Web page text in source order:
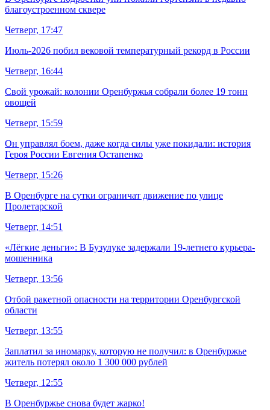
благоустроенном сквере
Четверг, 17:47
Июль-2026 побил вековой температурный рекорд в России
Четверг, 16:44
Свой урожай: колонии Оренбуржья собрали более 19 тонн
овощей
Четверг, 15:59
Он управлял боем, даже когда силы уже покидали: история
Героя России Евгения Остапенко
Четверг, 15:26
В Оренбурге на сутки ограничат движение по улице
Пролетарской
Четверг, 14:51
«Лёгкие деньги»: В Бузулуке задержали 19-летнего курьера-
мошенника
Четверг, 13:56
Отбой ракетной опасности на территории Оренбургской
области
Четверг, 13:55
Заплатил за иномарку, которую не получил: в Оренбуржье
житель потерял около 1 300 000 рублей
Четверг, 12:55
В Оренбуржье снова будет жарко!